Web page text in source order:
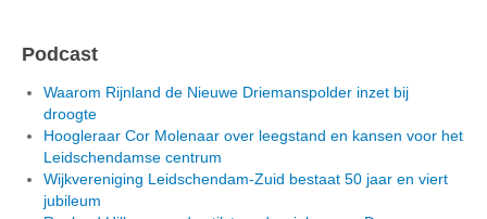
Podcast
Waarom Rijnland de Nieuwe Driemanspolder inzet bij
droogte
Hoogleraar Cor Molenaar over leegstand en kansen voor het
Leidschendamse centrum
Wijkvereniging Leidschendam-Zuid bestaat 50 jaar en viert
jubileum